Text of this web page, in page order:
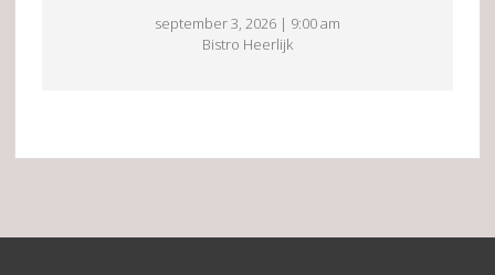
september 3, 2026 | 9:00 am
Bistro Heerlijk